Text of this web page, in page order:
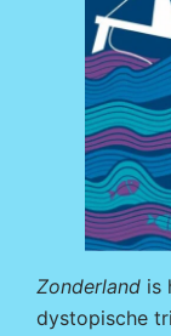
Zonderland is
dystopische